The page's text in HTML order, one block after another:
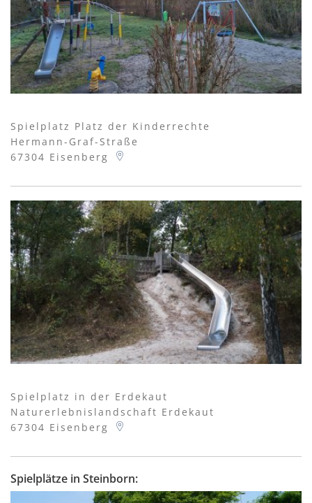
Spielplatz Platz der Kinderrechte
Hermann-Graf-Straße
67304 Eisenberg
Spielplatz in der Erdekaut
Naturerlebnislandschaft Erdekaut
67304 Eisenberg
Spielplätze in Steinborn: